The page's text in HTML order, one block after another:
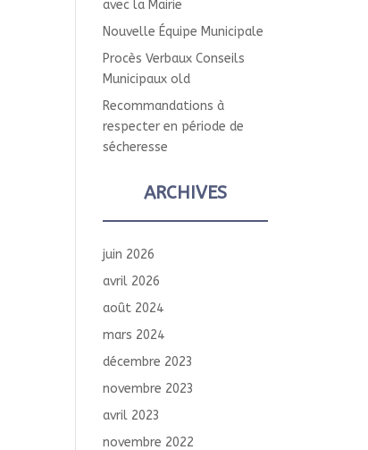
avec la Mairie
Nouvelle Équipe Municipale
Procès Verbaux Conseils
Municipaux old
Recommandations à
respecter en période de
sécheresse
ARCHIVES
juin 2026
avril 2026
août 2024
mars 2024
décembre 2023
novembre 2023
avril 2023
novembre 2022